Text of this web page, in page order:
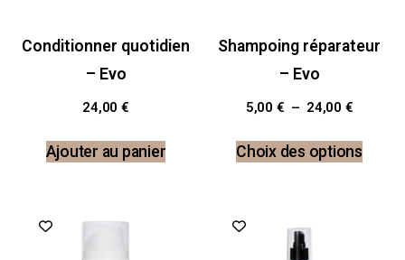
Conditionner quotidien
– Evo
24,00 €
Ajouter au panier
Shampoing réparateur
– Evo
5,00 € – 24,00 €
Choix des options